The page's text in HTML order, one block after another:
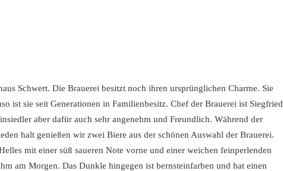
Schwert. Die Brauerei besitzt noch ihren ursprünglichen Charme. Sie
ist sie seit Generationen in Familienbesitz. Chef der Brauerei ist Siegfried
aber dafür auch sehr angenehm und Freundlich. Während der
halt genießen wir zwei Biere aus der schönen Auswahl der Brauerei.
mit einer süß saueren Note vorne und einer weichen feinperlenden
am Morgen. Das Dunkle hingegen ist bernsteinfarben und hat einen